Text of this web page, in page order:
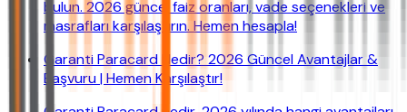
bulun. 2026 güncel faiz oranları, vade seçenekleri ve
masrafları karşılaştırın. Hemen hesapla!
Garanti Paracard Nedir? 2026 Güncel Avantajlar &
Başvuru | Hemen Karşılaştır!